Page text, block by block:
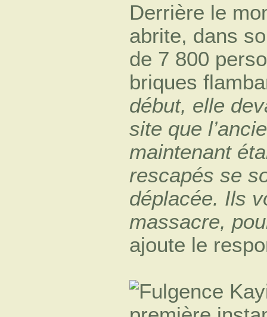
Derrière le
abrite, dans
de 7 800
briques
début, elle
site que
maintenant
rescapés se
déplacée. Ils
massacre,
ajoute le